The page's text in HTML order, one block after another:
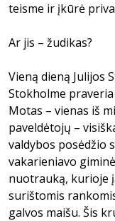
teisme ir įkūrė
Ar jis – žudikas?
Vieną dieną Julijos
Stokholme
Motas – vienas iš
paveldėtojų –
valdybos posėdžio
vakarieniavo
nuotrauką, kurioje
surištomis
galvos maišu. Šis